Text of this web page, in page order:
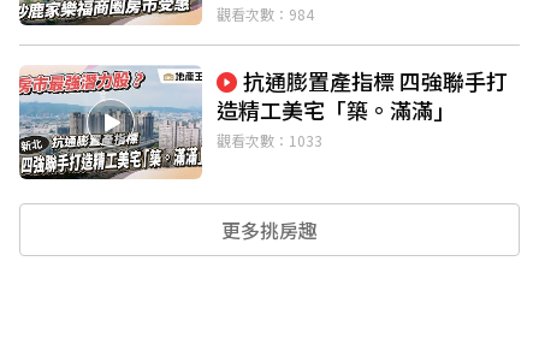
觀看次數：984
造精工美宅「築。滿滿」
觀看次數：1033
更多挑房趣